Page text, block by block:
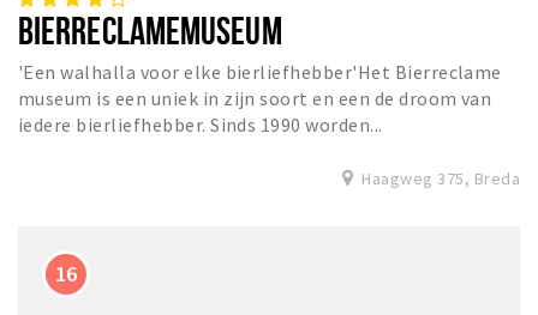
BIERRECLAMEMUSEUM
'Een walhalla voor elke bierliefhebber'Het Bierreclame
museum is een uniek in zijn soort en een de droom van
iedere bierliefhebber. Sinds 1990 worden...
Haagweg 375, Breda